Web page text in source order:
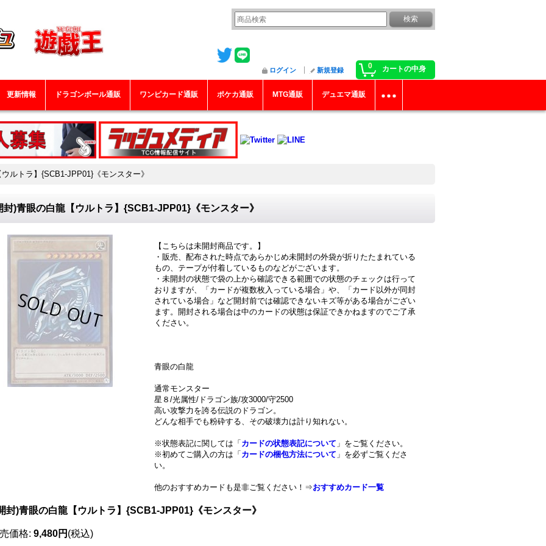
0 カートの中身
ログイン 新規登録
更新情報 ドラゴンボール通販 ワンピカード通販 ポケカ通販 MTG通販 デュエマ通販
ルトラ】{SCB1-JPP01}《モンスター》
封)青眼の白龍【ウルトラ】{SCB1-JPP01}《モンスター》
【こちらは未開封商品です。】
・販売、配布された時点であらかじめ未開封の外袋が折りたたまれている
もの、テープが付着しているものなどがございます。
・未開封の状態で袋の上から確認できる範囲での状態のチェックは行って
おりますが、「カードが複数枚入っている場合」や、「カード以外が同封
されている場合」など開封前では確認できないキズ等がある場合がござい
ます。開封される場合は中のカードの状態は保証できかねますのでご了承
ください。
青眼の白龍
通常モンスター
星８/光属性/ドラゴン族/攻3000/守2500
高い攻撃力を誇る伝説のドラゴン。
どんな相手でも粉砕する、その破壊力は計り知れない。
※状態表記に関しては「 カードの状態表記について 」をご覧ください。
※初めてご購入の方は「 カードの梱包方法について 」を必ずご覧くださ
い。
他のおすすめカードも是非ご覧ください！⇒おすすめカード一覧
封)青眼の白龍【ウルトラ】{SCB1-JPP01}《モンスター》
価格: 9,480円 (税込)